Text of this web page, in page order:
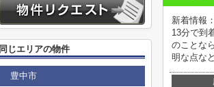
新着情報
13分で到
のことな
明な点な
同じエリアの物件
豊中市